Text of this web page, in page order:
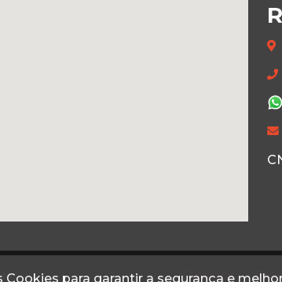
Cookies para garantir a segurança e
Termos